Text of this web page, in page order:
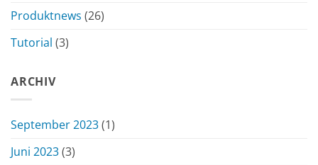
Produktnews (26)
Tutorial (3)
ARCHIV
September 2023(1)
Juni 2023(3)